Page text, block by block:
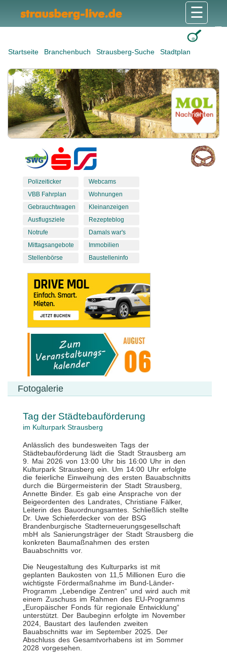
Startseite Branchenbuch Strausberg-Suche Stadtplan
☰
Polizeiticker
VBB Fahrplan
Gebrauchtwagen
Ausflugsziele
Notrufe
Mittagsangebote
Stellenbörse
Webcams
Wohnungen
Kleinanzeigen
Rezepteblog
Damals war's
Immobilien
Baustelleninfo
Fotogalerie
Tag der Städtebauförderung
im Kulturpark Strausberg
Anlässlich des bundesweiten Tags der
Städtebauförderung lädt die Stadt Strausberg am
9. Mai 2026 von 13:00 Uhr bis 16:00 Uhr in den
Kulturpark Strausberg ein. Um 14:00 Uhr erfolgte
die feierliche Einweihung des ersten Bauabschnitts
durch die Bürgermeisterin der Stadt Strausberg,
Annette Binder. Es gab eine Ansprache von der
Beigeordenten des Landrates, Christiane Fälker,
Leiterin des Bauordnungsamtes. Schließlich stellte
Dr. Uwe Schieferdecker von der BSG
Brandenburgische Stadterneuerungsgesellschaft
mbH als Sanierungsträger der Stadt Strausberg die
konkreten Baumaßnahmen des ersten
Bauabschnitts vor.
Die Neugestaltung des Kulturparks ist mit
geplanten Baukosten von 11,5 Millionen Euro die
wichtigste Fördermaßnahme im Bund-Länder-
Programm „Lebendige Zentren“ und wird auch mit
einem Zuschuss im Rahmen des EU-Programms
„Europäischer Fonds für regionale Entwicklung“
unterstützt. Der Baubeginn erfolgte im November
2024, Baustart des laufenden zweiten
Bauabschnitts war im September 2025. Der
Abschluss des Gesamtvorhabens ist im Sommer
2028 vorgesehen.